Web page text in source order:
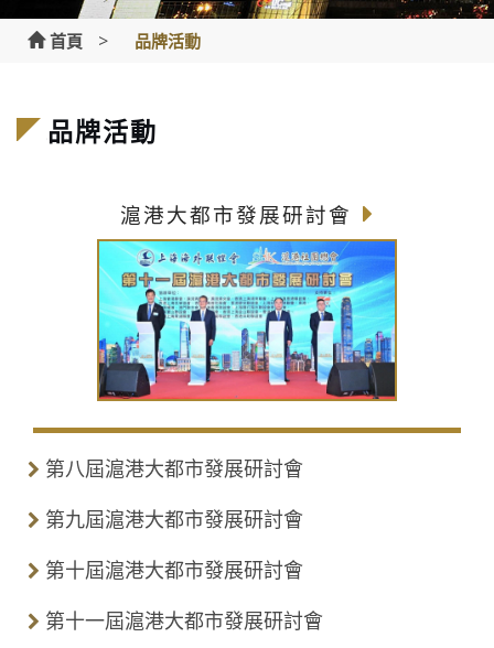
首頁 > 品牌活動
品牌活動
滬港大都市發展研討會
第八屆滬港大都市發展研討會
第九屆滬港大都市發展研討會
第十屆滬港大都市發展研討會
第十一屆滬港大都市發展研討會